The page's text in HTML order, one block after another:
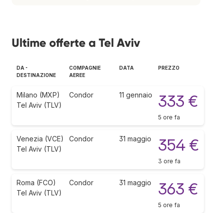
Ultime offerte a Tel Aviv
DA -
DESTINAZIONE
COMPAGNIE
AEREE
DATA PREZZO
Milano (MXP)
Tel Aviv (TLV)
Condor 11 gennaio 333 €
5 ore fa
Venezia (VCE)
Tel Aviv (TLV)
Condor 31 maggio 354 €
3 ore fa
Roma (FCO)
Tel Aviv (TLV)
Condor 31 maggio 363 €
5 ore fa